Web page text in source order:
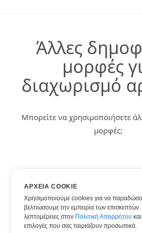
Άλλες
μορφές
διαχωρισμό
Μπορείτε να χρησιμοποιήσετε
μορφές:
HTML
PDF
TXT
ΑΡΧΕΊΑ COOKIE
Χρησιμοποιούμε cookies για να
βελτιώσουμε την εμπειρία των επισκεπτών.
λεπτομέρειες στην Πολιτική Απορρήτου
επιλογές που σας ταιριάζουν προσωπικά.